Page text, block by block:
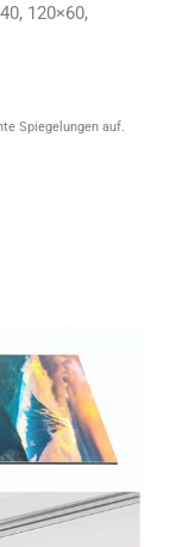
120×60,
Spiegelungen auf.